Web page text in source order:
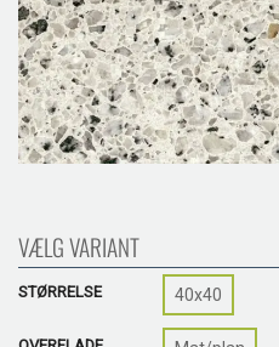
VÆLG VARIANT
STØRRELSE 40x40